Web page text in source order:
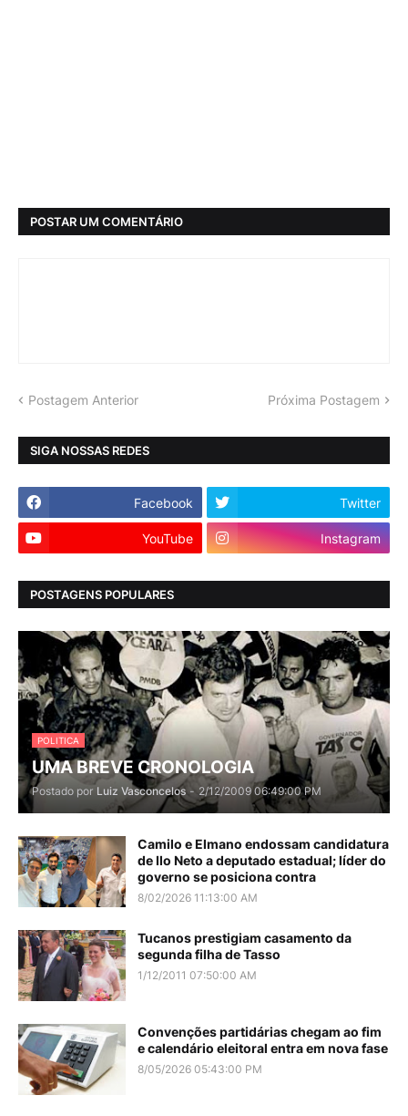
POSTAR UM COMENTÁRIO
Postagem Anterior Próxima Postagem
SIGA NOSSAS REDES
Facebook Twitter
YouTube Instagram
POSTAGENS POPULARES
POLITICA
UMA BREVE CRONOLOGIA
Postado por Luiz Vasconcelos - 2/12/2009 06:49:00 PM
Camilo e Elmano endossam candidatura
de Ilo Neto a deputado estadual; líder do
governo se posiciona contra
8/02/2026 11:13:00 AM
Tucanos prestigiam casamento da
segunda filha de Tasso
1/12/2011 07:50:00 AM
Convenções partidárias chegam ao fim
e calendário eleitoral entra em nova fase
8/05/2026 05:43:00 PM